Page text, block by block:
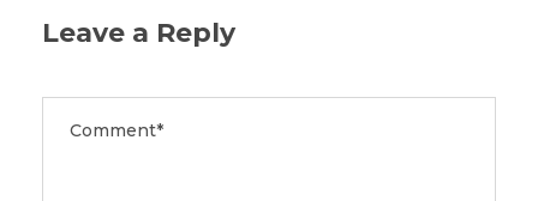
Leave a Reply